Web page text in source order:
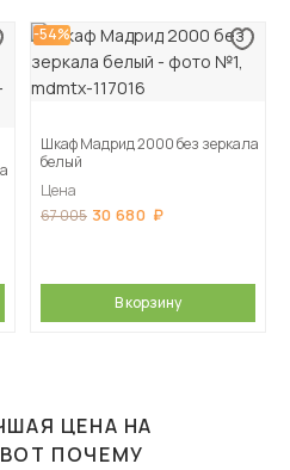
-54%
Шкаф Мадрид 2000 без зеркала
белый
Цена
67 005 30 680
В корзину
ЦЕНА НА
ПОЧЕМУ